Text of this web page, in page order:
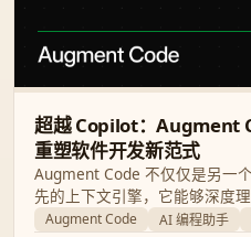
超越 Copilot：Augment
重塑软件开发新范式
Augment Code 不仅仅是另一
先的上下文引擎，它能够深度
行，为专业开发团队提供更精
Augment Code AI 编程助手